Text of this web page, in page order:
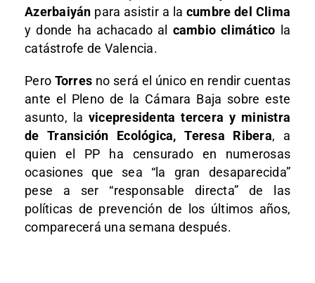
Azerbaiyán para asistir a la cumbre del Clima
y donde ha achacado al cambio climático la
catástrofe de Valencia.
Pero Torres no será el único en rendir cuentas
ante el Pleno de la Cámara Baja sobre este
asunto, la vicepresidenta tercera y ministra
de Transición Ecológica, Teresa Ribera, a
quien el PP ha censurado en numerosas
ocasiones que sea “la gran desaparecida”
pese a ser “responsable directa” de las
políticas de prevención de los últimos años,
comparecerá una semana después.